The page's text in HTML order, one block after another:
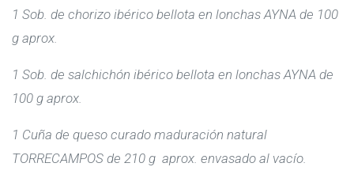
1 Sob. de chorizo ibérico bellota en lonchas AYNA de 100
g aprox.
1 Sob. de salchichón ibérico bellota en lonchas AYNA de
100 g aprox.
1 Cuña de queso curado maduración natural
TORRECAMPOS de 210 g aprox. envasado al vacío.